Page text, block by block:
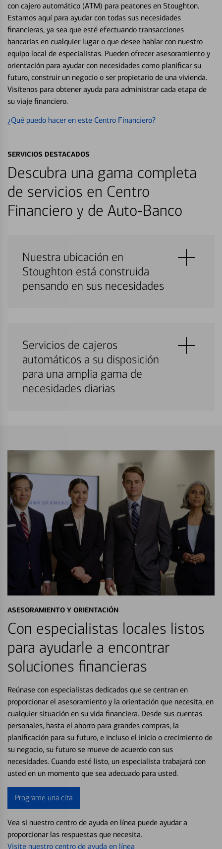
con cajero automático (ATM) para peatones en Stoughton.
Estamos aquí para ayudar con todas sus necesidades
financieras, ya sea que esté efectuando transacciones
bancarias en cualquier lugar o que desee hablar con nuestro
equipo local de especialistas. Pueden ofrecer asesoramiento y
orientación para ayudar con necesidades como planificar su
futuro, construir un negocio o ser propietario de una vivienda.
Visítenos para obtener ayuda para administrar cada etapa de
su viaje financiero.
¿Qué puedo hacer en este Centro Financiero?
SERVICIOS DESTACADOS
Descubra una gama completa
de servicios en Centro
Financiero y de Auto-Banco
Nuestra ubicación en
Stoughton está construida
pensando en sus necesidades
Servicios de cajeros
automáticos a su disposición
para una amplia gama de
necesidades diarias
ASESORAMIENTO Y ORIENTACIÓN
Con especialistas locales listos
para ayudarle a encontrar
soluciones financieras
Reúnase con especialistas dedicados que se centran en
proporcionar el asesoramiento y la orientación que necesita, en
cualquier situación en su vida financiera. Desde sus cuentas
personales, hasta el ahorro para grandes compras, la
planificación para su futuro, e incluso el inicio o crecimiento de
su negocio, su futuro se mueve de acuerdo con sus
necesidades. Cuando esté listo, un especialista trabajará con
usted en un momento que sea adecuado para usted.
Programe una cita
Vea si nuestro centro de ayuda en línea puede ayudar a
proporcionar las respuestas que necesita.
Visite nuestro centro de ayuda en línea